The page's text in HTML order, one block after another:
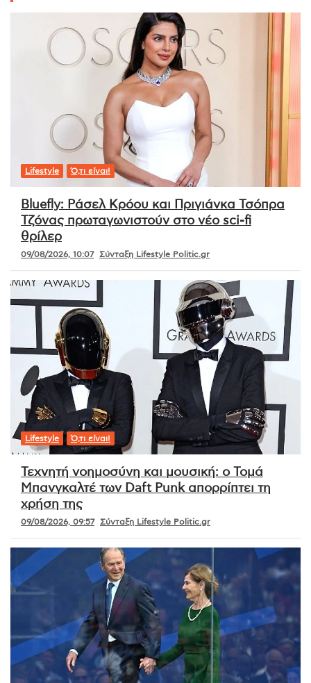
Lifestyle Ό,τι είναι!
Bluefly: Ράσελ Κρόου και Πριγιάνκα Τσόπρα
Τζόνας πρωταγωνιστούν στο νέο sci-fi
θρίλερ
09/08/2026, 10:07 Σύνταξη Lifestyle Politic.gr
Lifestyle Ό,τι είναι!
Τεχνητή νοημοσύνη και μουσική: ο Τομά
Μπανγκαλτέ των Daft Punk απορρίπτει τη
χρήση της
09/08/2026, 09:57 Σύνταξη Lifestyle Politic.gr